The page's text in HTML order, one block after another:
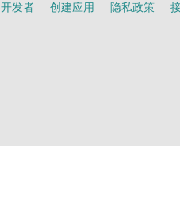
开发者 创建应用 隐私政策